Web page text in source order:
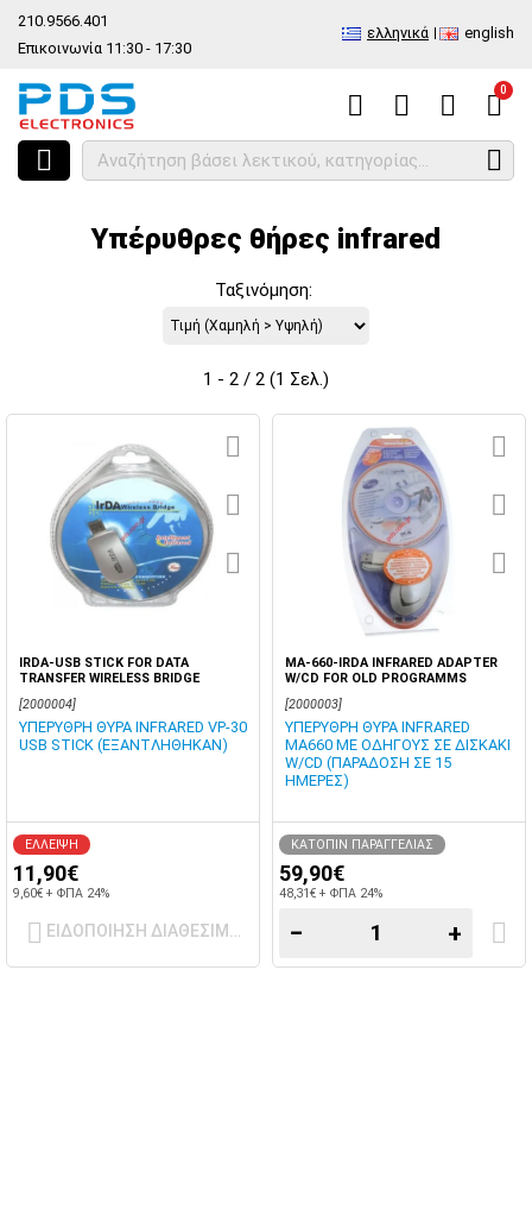
210.9566.401
Επικοινωνία 11:30 - 17:30
ελληνικά english
0
HOME Είδος Διάφορα Προιόντα Καλώδια Cables Υπέρυθρες
Υπέρυθρες θήρες infrared
Ταξινόμηση:
1 - 2 / 2 (1 Σελ.)
IRDA-USB STICK FOR DATA
TRANSFER WIRELESS BRIDGE
[2000004]
ΥΠΕΡΥΘΡΗ ΘΥΡΑ INFRARED VP-30
USB STICK (ΕΞΑΝΤΛΗΘΗΚΑΝ)
ΕΛΛΕΙΨΗ
11,90€
9,60€ + ΦΠΑ 24%
ΕΙΔΟΠΟΙΗΣΗ ΔΙΑΘΕΣΙΜΟΤΗΤΑΣ
MA-660-IRDA INFRARED ADAPTER
W/CD FOR OLD PROGRAMMS
[2000003]
ΥΠΕΡΥΘΡΗ ΘΥΡΑ INFRARED
MA660 ΜΕ ΟΔΗΓΟΥΣ ΣΕ ΔΙΣΚΑΚΙ
W/CD (ΠΑΡΑΔΟΣΗ ΣΕ 15
ΗΜΕΡΕΣ)
ΚΑΤΟΠΙΝ ΠΑΡΑΓΓΕΛΙΑΣ
59,90€
48,31€ + ΦΠΑ 24%
− +